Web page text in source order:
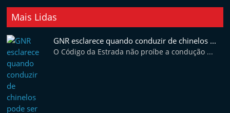
f
r
Mais Lidas
GNR esclarece quando conduzir de chinelos ...
O Código da Estrada não proíbe a condução ...